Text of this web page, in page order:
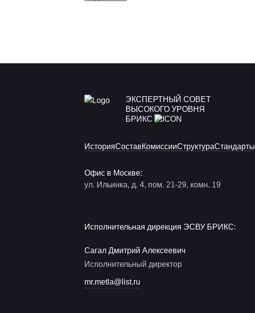
ЭКСПЕРТНЫЙ СОВЕТ
ВЫСОКОГО УРОВНЯ
БРИКС
ИсторияСоставКомиссииСтруктураСтандарты
Офис в Москве:
ул. Ильинка, д. 4, пом. 21-29, комн. 19
Исполнительная дирекция ЭСВУ БРИКС:
Сагал Дмитрий Алексеевич
Исполнительный директор
mr.metla@list.ru